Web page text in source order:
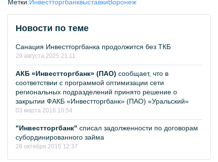
Метки:ИнвестторгбанквыставкиВоронеж
Новости по теме
Санация Инвестторгбанка продолжится без ТКБ
29 августа 2025 21:11
АКБ «Инвестторгбанк» (ПАО) сообщает, что в
соответствии с программой оптимизации сети
региональных подразделений принято решение о
закрытии ФАКБ «Инвестторгбанк» (ПАО) «Уральский»
03 марта 2016 10:54
"Инвестторгбанк" списал задолженности по договорам
субординированного займа
28 октября 2015 12:37